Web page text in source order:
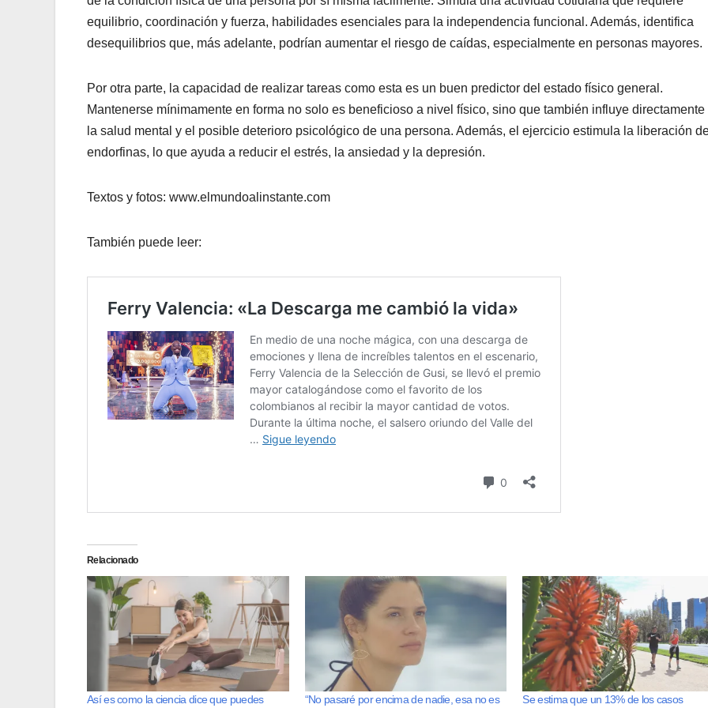
equilibrio, coordinación y fuerza, habilidades esenciales para la independencia funcional. Además, identifica
desequilibrios que, más adelante, podrían aumentar el riesgo de caídas, especialmente en personas mayores.
Por otra parte, la capacidad de realizar tareas como esta es un buen predictor del estado físico general.
Mantenerse mínimamente en forma no solo es beneficioso a nivel físico, sino que también influye directamente
la salud mental y el posible deterioro psicológico de una persona. Además, el ejercicio estimula la liberación
endorfinas, lo que ayuda a reducir el estrés, la ansiedad y la depresión.
Textos y fotos: www.elmundoalinstante.com
También puede leer:
Relacionado
Así es como la ciencia dice que puedes “No pasaré por encima de nadie, esa no es Se estima que un 13% de los casos